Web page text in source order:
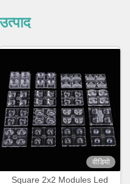
वीडियो
Square 2x2 Modules Led